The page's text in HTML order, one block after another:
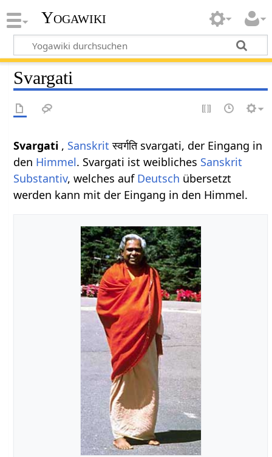
Yogawiki
Svargati
Svargati , Sanskrit स्वर्गति svargati, der Eingang in
den Himmel. Svargati ist weibliches Sanskrit
Substantiv, welches auf Deutsch übersetzt
werden kann mit der Eingang in den Himmel.